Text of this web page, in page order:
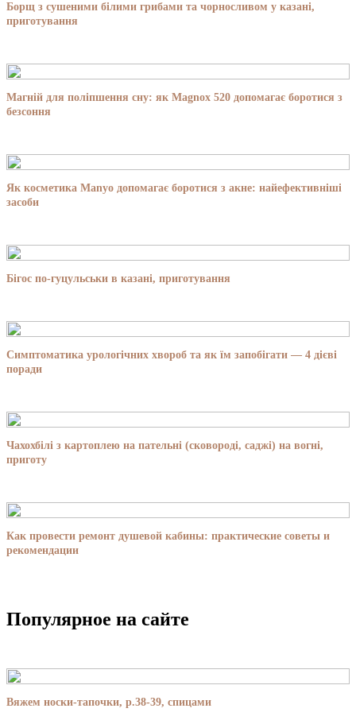
Борщ з сушеними білими грибами та чорносливом у казані,
приготування
Магній для поліпшення сну: як Magnox 520 допомагає боротися з
безсоння
Як косметика Manyo допомагає боротися з акне: найефективніші
засоби
Бігос по-гуцульськи в казані, приготування
Симптоматика урологічних хвороб та як їм запобігати — 4 дієві
поради
Чахохбілі з картоплею на пательні (сковороді, саджі) на вогні,
приготу
Как провести ремонт душевой кабины: практические советы и
рекомендации
Популярное на сайте
Вяжем носки-тапочки, р.38-39, спицами